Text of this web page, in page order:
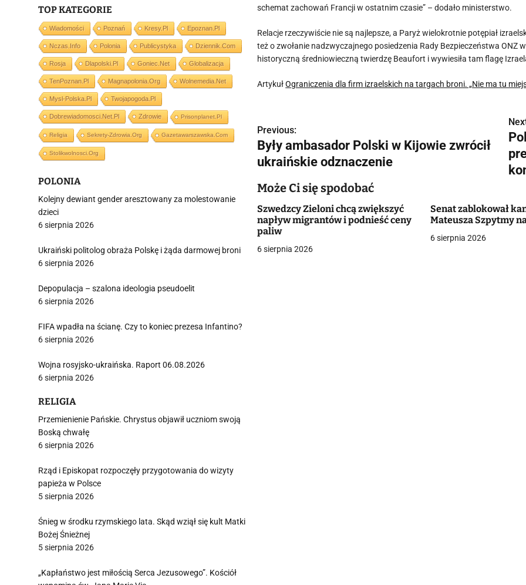
schemat zachowań Francji w ostatnim czasie” – dodało ministerstwo.
Relacje rzeczywiście nie są najlepsze, a Paryż wielokrotnie potępiał
też o zwołanie nadzwyczajnego posiedzenia Rady Bezpieczeństwa ONZ
historyczną średniowieczną twierdzę Beaufort i wywiesiła tam flagę
ArtykułOgraniczenia dla firm izraelskich na targach broni. „Nie ma tu
N
a
w
i
g
a
Previous:
Były ambasador Polski w Kijowie zwrócił
ukraińskie odznaczenie
Może Ci się spodobać
Szwedzcy Zieloni chcą zwiększyć
napływ migrantów i podnieść ceny
paliw
6 sierpnia 2026
Senat zablokował
Mateusza Szpytmy
6 sierpnia 2026
TOP KATEGORIE
Wiadomości Poznań Kresy.pl Epoznan.pl
Nczas.info Polonia Publicystyka Dziennik.com
Rosja Dlapolski.pl Goniec.net Globalizacja
TenPoznan.pl Magnapolonia.org Wolnemedia.net
Mysl-Polska.pl Twojapogoda.pl
Dobrewiadomosci.net.pl Zdrowie Prisonplanet.pl
Religia Sekrety-Zdrowia.org Gazetawarszawska.com
Stolikwolnosci.org
POLONIA
Kolejny dewiant gender aresztowany za molestowanie
dzieci
6 sierpnia 2026
Ukraiński politolog obraża Polskę i żąda darmowej broni
6 sierpnia 2026
Depopulacja – szalona ideologia pseudoelit
6 sierpnia 2026
FIFA wpadła na ścianę. Czy to koniec prezesa Infantino?
6 sierpnia 2026
Wojna rosyjsko-ukraińska. Raport 06.08.2026
6 sierpnia 2026
RELIGIA
Przemienienie Pańskie. Chrystus objawił uczniom swoją
Boską chwałę
6 sierpnia 2026
Rząd i Episkopat rozpoczęły przygotowania do wizyty
papieża w Polsce
5 sierpnia 2026
Śnieg w środku rzymskiego lata. Skąd wziął się kult Matki
Bożej Śnieżnej
5 sierpnia 2026
„Kapłaństwo jest miłością Serca Jezusowego”. Kościół